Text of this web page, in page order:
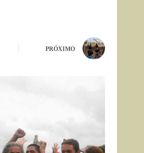
PRÓXIMO